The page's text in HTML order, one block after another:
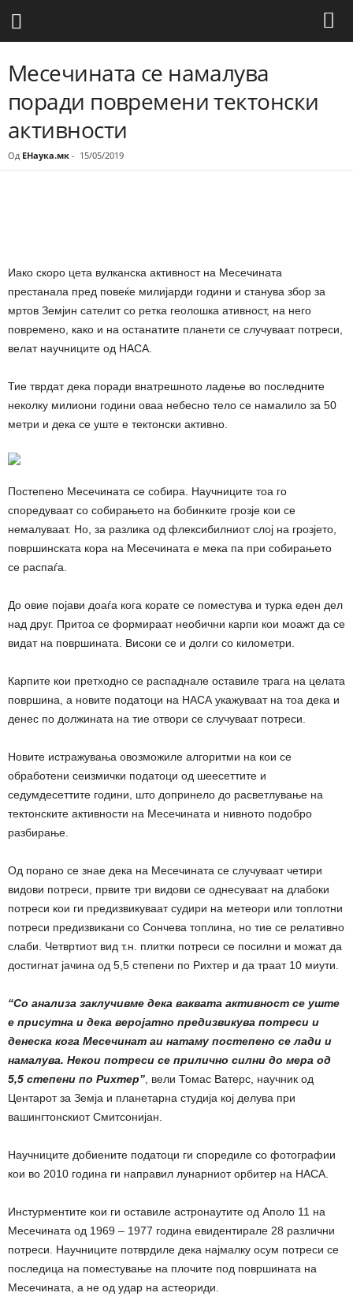
Месечината се намалува
поради повремени тектонски
активности
Од ЕНаука.мк - 15/05/2019
Иако скоро цета вулканска активност на Месечината
престанала пред повеќе милијарди години и станува збор за
мртов Земјин сателит со ретка геолошка ативност, на него
повремено, како и на останатите планети се случуваат потреси,
велат научниците од НАСА.
Тие тврдат дека поради внатрешното ладење во последните
неколку милиони години оваа небесно тело се намалило за 50
метри и дека се уште е тектонски активно.
Постепено Месечината се собира. Научниците тоа го
споредуваат со собирањето на бобинките грозје кои се
немалуваат. Но, за разлика од флексибилниот слој на грозјето,
површинската кора на Месечината е мека па при собирањето
се распаѓа.
До овие појави доаѓа кога корате се поместува и турка еден дел
над друг. Притоа се формираат необични карпи кои моажт да се
видат на површината. Високи се и долги со километри.
Карпите кои претходно се распаднале оставиле трага на целата
површина, а новите податоци на НАСА укажуваат на тоа дека и
денес по должината на тие отвори се случуваат потреси.
Новите истражувања овозможиле алгоритми на кои се
обработени сеизмички податоци од шеесеттите и
седумдесеттите години, што допринело до расветлување на
тектонските активности на Месечината и нивното подобро
разбирање.
Од порано се знае дека на Месечината се случуваат четири
видови потреси, првите три видови се однесуваат на длабоки
потреси кои ги предизвикуваат судири на метеори или топлотни
потреси предизвикани со Сончева топлина, но тие се релативно
слаби. Четвртиот вид т.н. плитки потреси се посилни и можат да
достигнат јачина од 5,5 степени по Рихтер и да траат 10 миути.
“Со анализа заклучивме дека ваквата активност се уште
е присутна и дека веројатно предизвикува потреси и
денеска кога Месечинат аи натаму постепено се лади и
намалува. Некои потреси се прилично силни до мера од
5,5 степени по Рихтер” , вели Томас Ватерс, научник од
Центарот за Земја и планетарна студија кој делува при
вашингтонскиот Смитсонијан.
Научниците добиените податоци ги споредиле со фотографии
кои во 2010 година ги направил лунарниот орбитер на НАСА.
Инстурментите кои ги оставиле астронаутите од Аполо 11 на
Месечината од 1969 – 1977 година евидентирале 28 различни
потреси. Научниците потврдиле дека најмалку осум потреси се
последица на поместување на плочите под површината на
Месечината, а не од удар на астеориди.